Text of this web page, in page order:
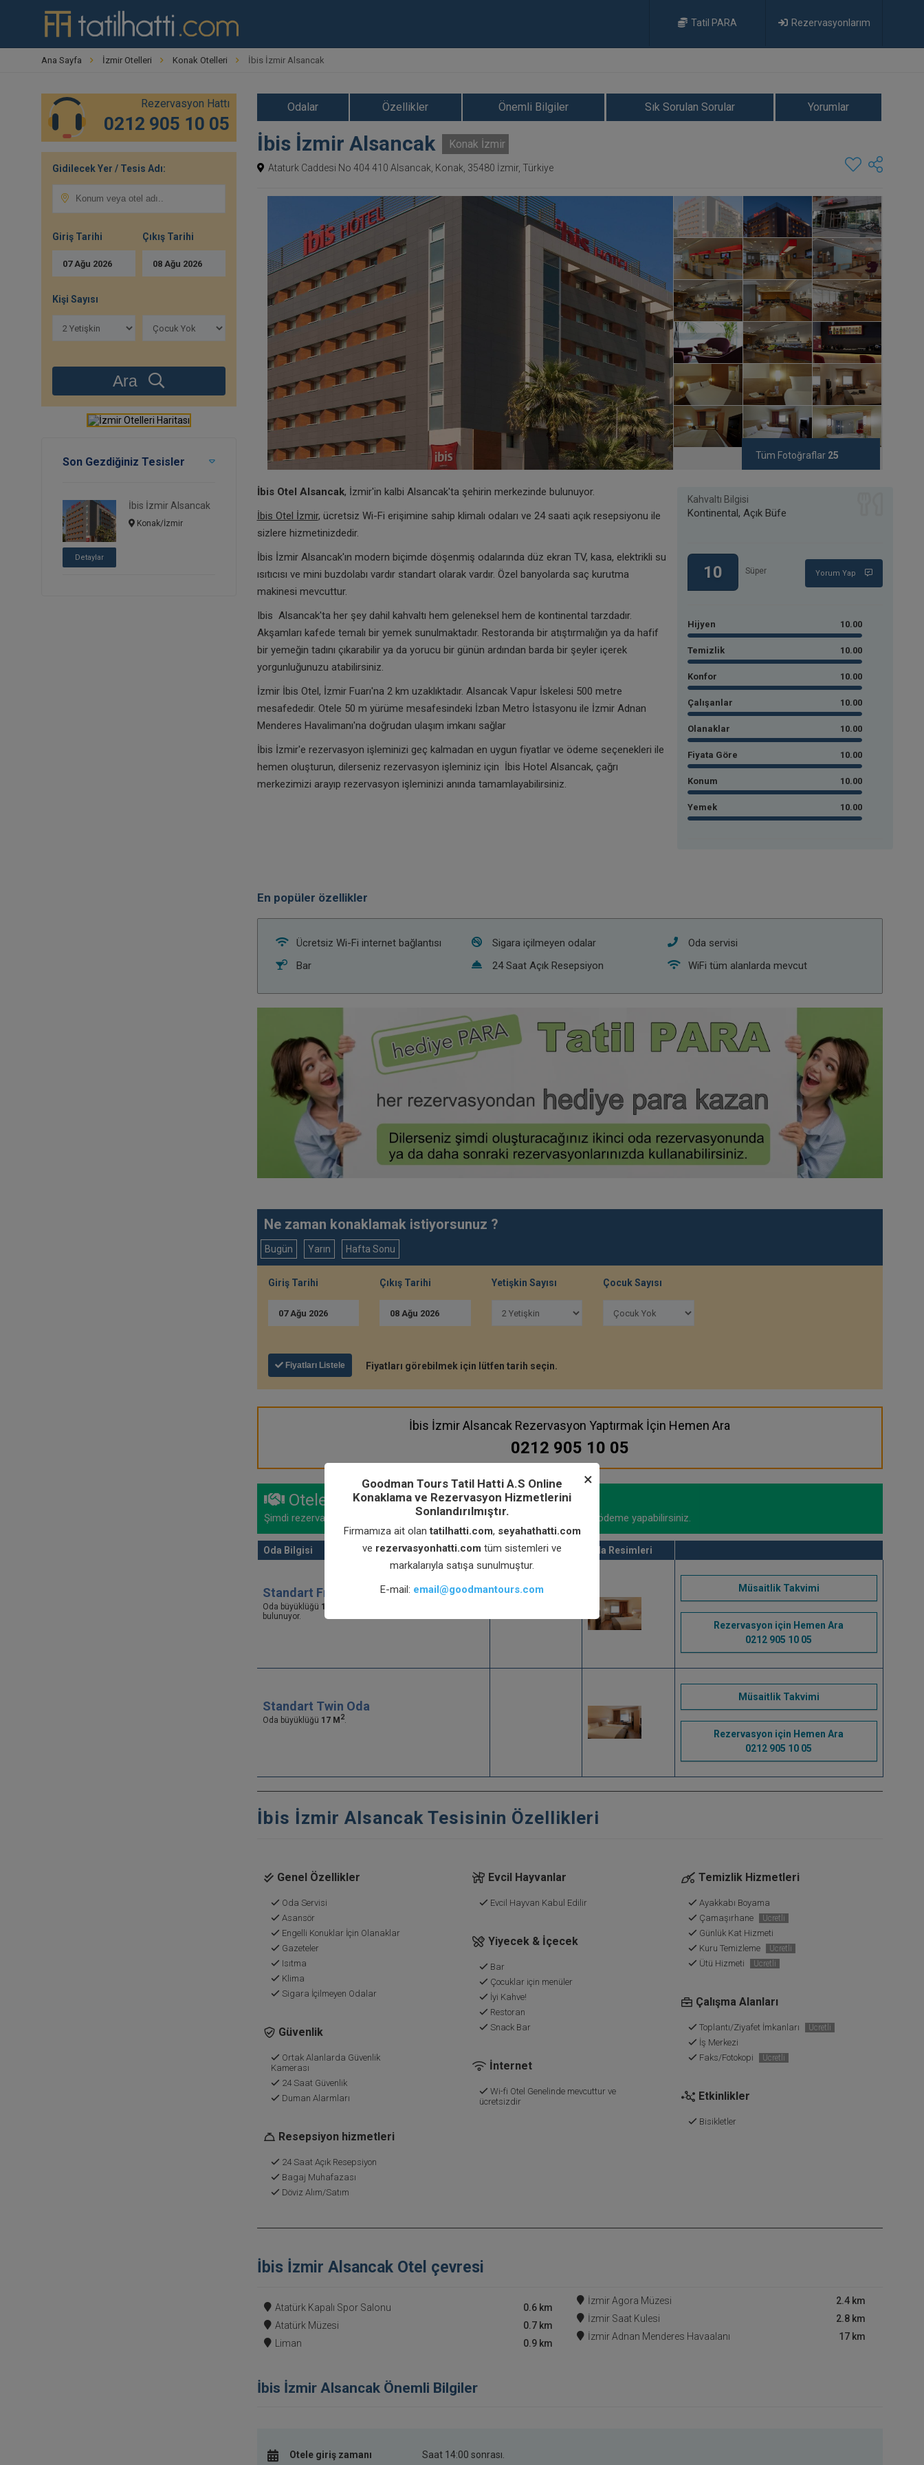
Rezervasyonlarım
Tatil PARA
Ana Sayfa İzmir Otelleri Konak Otelleri İbis İzmir Alsancak
Rezervasyon Hattı
0212 905 10 05
Gidilecek Yer / Tesis Adı:
Giriş Tarihi
07Ağu 2026
Çıkış Tarihi
08Ağu 2026
Kişi Sayısı
Ara
Son Gezdiğiniz Tesisler
Detaylar
İbis İzmir Alsancak
Konak/İzmir
Odalar Özellikler Önemli Bilgiler Sık Sorulan Sorular Yorumlar
İbis İzmir Alsancak Konak İzmir
Ataturk Caddesi No 404 410 Alsancak, Konak, 35480 İzmir, Türkiye
Tüm Fotoğraflar 25
İbis Otel Alsancak, İzmir'in kalbi Alsancak'ta şehirin merkezinde bulunuyor.
İbis Otel İzmir, ücretsiz Wi-Fi erişimine sahip klimalı odaları ve 24 saati açık resepsiyonu ile
sizlere hizmetinizdedir.
İbis İzmir Alsancak'ın modern biçimde döşenmiş odalarında düz ekran TV, kasa, elektrikli su
ısıtıcısı ve mini buzdolabı vardır standart olarak vardır. Özel banyolarda saç kurutma
makinesi mevcuttur.
Ibis Alsancak'ta her şey dahil kahvaltı hem geleneksel hem de kontinental tarzdadır.
Akşamları kafede temalı bir yemek sunulmaktadır. Restoranda bir atıştırmalığın ya da hafif
bir yemeğin tadını çıkarabilir ya da yorucu bir günün ardından barda bir şeyler içerek
yorgunluğunuzu atabilirsiniz.
İzmir İbis Otel, İzmir Fuarı'na 2 km uzaklıktadır. Alsancak Vapur İskelesi 500 metre
mesafededir. Otele 50 m yürüme mesafesindeki İzban Metro İstasyonu ile İzmir Adnan
Menderes Havalimanı'na doğrudan ulaşım imkanı sağlar
İbis İzmir'e rezervasyon işleminizi geç kalmadan en uygun fiyatlar ve ödeme seçenekleri ile
hemen oluşturun, dilerseniz rezervasyon işleminiz için İbis Hotel Alsancak, çağrı
merkezimizi arayıp rezervasyon işleminizi anında tamamlayabilirsiniz.
Kahvaltı Bilgisi
Kontinental, Açık Büfe
10 Süper Yorum Yap
Hijyen 10.00
Temizlik 10.00
Konfor 10.00
Çalışanlar 10.00
Olanaklar 10.00
Fiyata Göre 10.00
Konum 10.00
Yemek 10.00
En popüler özellikler
Ücretsiz Wi-Fi internet bağlantısı Sigara içilmeyen odalar
Oda servisi
Bar
24 Saat Açık Resepsiyon WiFi tüm alanlarda mevcut
Ne zaman konaklamak istiyorsunuz ?
Bugün Yarın Hafta Sonu
Giriş Tarihi
07Ağu 2026
Çıkış Tarihi
08 Ağu 2026
Yetişkin Sayısı Çocuk Sayısı
Fiyatları Listele Fiyatları görebilmek için lütfen tarih seçin.
İbis İzmir Alsancak Rezervasyon Yaptırmak İçin Hemen Ara
0212 905 10 05
Otele gelince öde!
Şimdi rezervasyon oluşturabilir, tesise geldiğinizde nakit veya kredi kartı ile ödeme yapabilirsiniz.
Oda Bilgisi Azami Oda Resimleri
Standart French Oda
Oda büyüklüğü 17 M
bulunuyor.
Müsaitlik Takvimi
Rezervasyon için Hemen Ara
0212 905 10 05
Standart Twin Oda
Oda büyüklüğü 17 M 2.
Müsaitlik Takvimi
Rezervasyon için Hemen Ara
0212 905 10 05
İbis İzmir Alsancak Tesisinin Özellikleri
Genel Özellikler
Oda Servisi
Asansör
Engelli Konuklar İçin Olanaklar
Gazeteler
Isıtma
Klima
Sigara İçilmeyen Odalar
Güvenlik
Ortak Alanlarda Güvenlik
Kamerası
24 Saat Güvenlik
Duman Alarmları
Resepsiyon hizmetleri
24 Saat Açık Resepsiyon
Bagaj Muhafazası
Döviz Alım/Satım
Evcil Hayvanlar
Evcil Hayvan Kabul Edilir
Yiyecek & İçecek
Bar
Çocuklar için menüler
İyi Kahve!
Restoran
Snack Bar
İnternet
Wi-fi Otel Genelinde mevcuttur ve
ücretsizdir
Temizlik Hizmetleri
Ayakkabı Boyama
Çamaşırhane
Ücretli
Günlük Kat Hizmeti
Kuru Temizleme
Ücretli
Ütü Hizmeti Ücretli
Çalışma Alanları
Toplantı/Ziyafet İmkanları Ücretli
İş Merkezi
Faks/Fotokopi
Ücretli
Etkinlikler
Bisikletler
İbis İzmir Alsancak Otel çevresi
Atatürk Kapalı Spor Salonu
0.6 km
Atatürk Müzesi
0.7 km
Liman
0.9 km
İzmir Agora Müzesi
2.4 km
İzmir Saat Kulesi
2.8 km
İzmir Adnan Menderes Havaalanı
17 km
İbis İzmir Alsancak Önemli Bilgiler
Otele giriş zamanı Saat 14:00 sonrası.
×
Goodman Tours Tatil Hatti A.S Online
Konaklama ve Rezervasyon Hizmetlerini
Sonlandırılmıştır.
Firmamıza ait olantatilhatti.com, seyahathatti.com
ve rezervasyonhatti.com tüm sistemleri ve
markalarıyla satışa sunulmuştur.
E-mail: email@goodmantours.com